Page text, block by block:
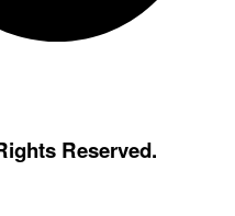
Reserved.